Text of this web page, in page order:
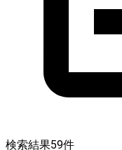
検索結果59件